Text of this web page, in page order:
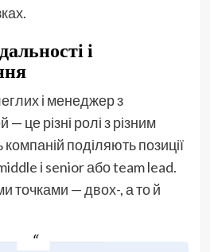
і
і менеджер з
це різні ролі з різним
поділяють позиції
і senior або team lead.
точками — двох-, а то й